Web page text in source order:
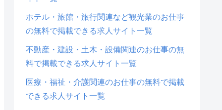
ホテル・旅館・旅行関連など観光業のお仕事
の無料で掲載できる求人サイト一覧
不動産・建設・土木・設備関連のお仕事の無
料で掲載できる求人サイト一覧
医療・福祉・介護関連のお仕事の無料で掲載
できる求人サイト一覧